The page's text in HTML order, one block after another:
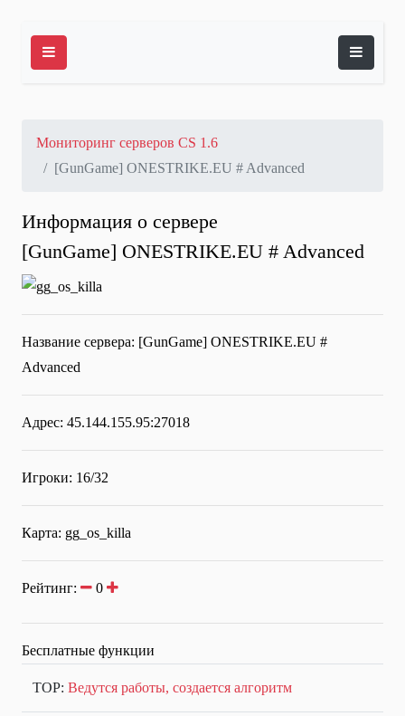
Мониторинг серверов CS 1.6
[GunGame] ONESTRIKE.EU # Advanced
Информация о сервере
[GunGame] ONESTRIKE.EU # Advanced
Название сервера: [GunGame] ONESTRIKE.EU #
Advanced
Адрес: 45.144.155.95:27018
Игроки: 16/32
Карта: gg_os_killa
Рейтинг: 0
Бесплатные функции
TOP: Ведутся работы, создается алгоритм